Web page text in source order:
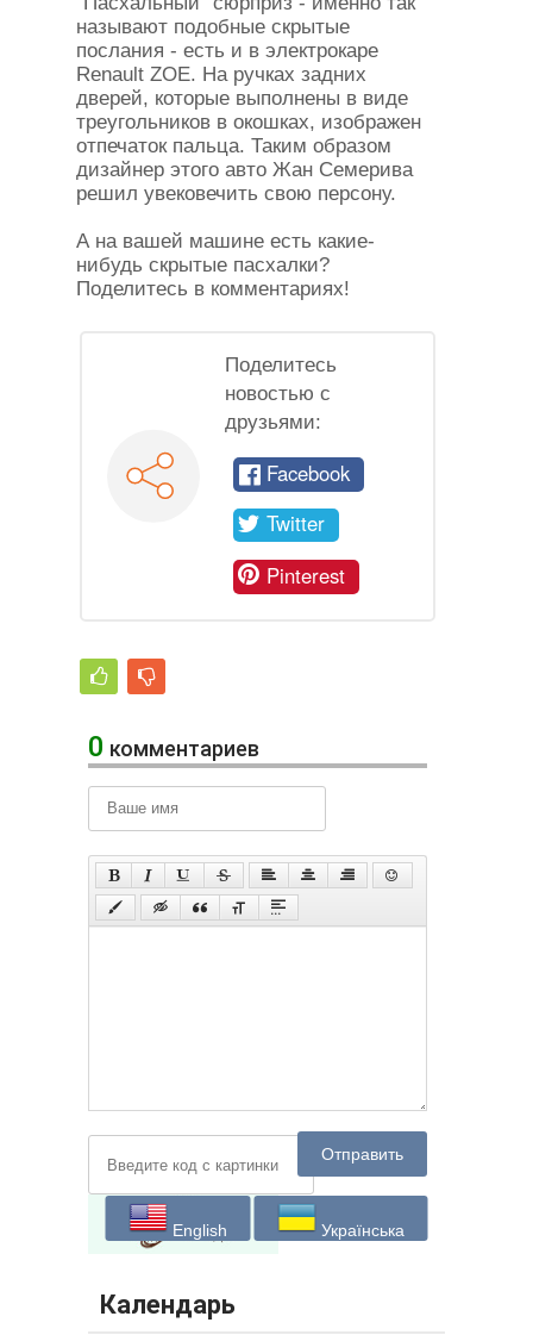
называют подобные скрытые
послания - есть и в электрокаре
Renault ZOE. На ручках задних
дверей, которые выполнены в виде
треугольников в окошках, изображен
отпечаток пальца. Таким образом
дизайнер этого авто Жан Семерива
решил увековечить свою персону.
А на вашей машине есть какие-
нибудь скрытые пасхалки?
Поделитесь в комментариях!
Поделитесь
новостью с
друзьями:
Facebook
Twitter
Pinterest
0 комментариев
Отправить
English Українська
Календарь